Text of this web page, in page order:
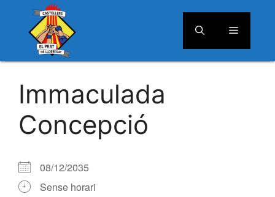
contingut
Menú
Immaculada
Concepció
08/12/2035
Sense horari